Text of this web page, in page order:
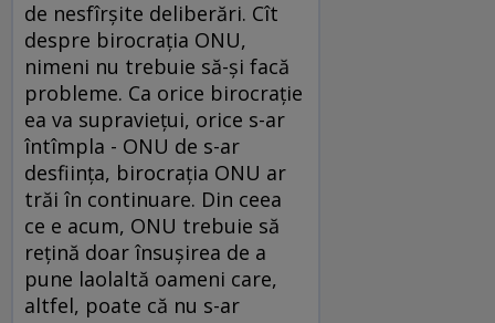
de nesfîrşite deliberări. Cît
despre birocraţia ONU,
nimeni nu trebuie să-şi facă
probleme. Ca orice birocraţie
ea va supravieţui, orice s-ar
întîmpla - ONU de s-ar
desfiinţa, birocraţia ONU ar
trăi în continuare. Din ceea
ce e acum, ONU trebuie să
reţină doar însuşirea de a
pune laolaltă oameni care,
altfel, poate că nu s-ar